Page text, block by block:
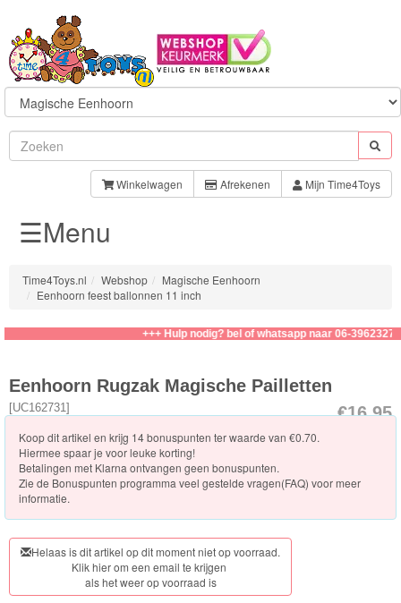
Winkelwagen Afrekenen Mijn Time4Toys
Sylvanian
Families
Aquabeads
Baby
Born
Baby
Knuffels
Schleich
Enchantimals
Shimmer
&
Shine
☰Menu
Time4Toys.nl Webshop
Magische Eenhoorn
Eenhoorn feest ballonnen 11 inch
+++ Hulp nodig? bel of whatsapp naar 06-39623276
€16.95
Eenhoorn Rugzak Magische Pailletten
[UC162731]
Koop dit artikel en krijg 14 bonuspunten ter waarde van €0.70.
Hiermee spaar je voor leuke korting!
Betalingen met Klarna ontvangen geen bonuspunten.
Zie de Bonuspunten programma veel gestelde vragen(FAQ) voor meer
informatie.
Helaas is dit artikel op dit moment niet op voorraad.
Klik hier om een email te krijgen
als het weer op voorraad is